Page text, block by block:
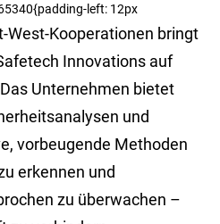
left: 12px
West-Kooperationen bringt
Innovations auf
Unternehmen bietet
und
vorbeugende Methoden
erkennen und
zu überwachen –